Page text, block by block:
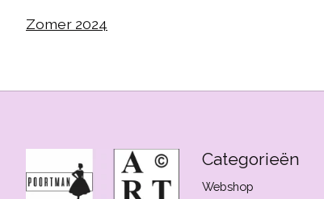
Zomer 2024
Categorieën
Webshop